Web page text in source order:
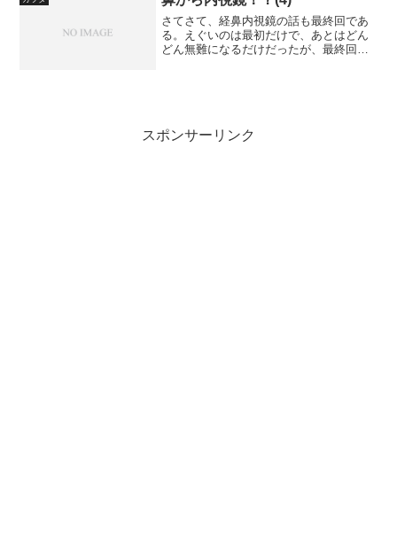
さてさて、経鼻内視鏡の話も最終回であ
る。えぐいのは最初だけで、あとはどん
どん無難になるだけだったが、最終回は
スポンサーリンク